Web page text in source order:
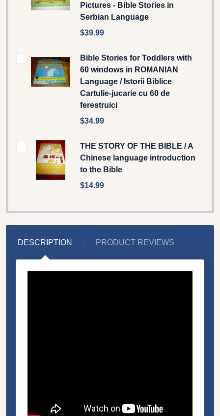
Pictures - Bible Stories in
Serbian Language
$39.99
Bible Stories for Toddlers with
60 windows in ROMANIAN
Language / Istorii Biblice
Cartulie-jucarie cu 60 de
ferestruici
$34.99
THE STORY OF THE BIBLE / A
Chinese language introduction
to the Bible
$14.99
DESCRIPTION PRODUCT REVIEWS